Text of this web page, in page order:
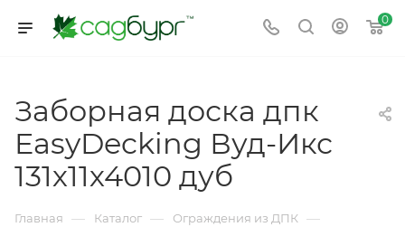
0
Заборная доска дпк
EasyDecking Вуд-Икс
131х11х4010 дуб
Главная — Каталог — Ограждения из ДПК —